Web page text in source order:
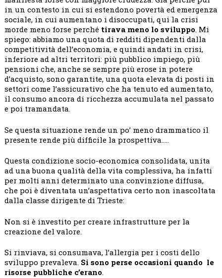
in un contesto in cui si estendono povertà ed emergenza
sociale, in cui aumentano i disoccupati, qui la crisi
morde meno forse perché tirava meno lo sviluppo. Mi
spiego: abbiamo una quota di redditi dipendenti dalla
competitività dell’economia, e quindi andati in crisi,
inferiore ad altri territori: più pubblico impiego, più
pensioni che, anche se sempre più erose in potere
d’acquisto, sono garantite, una quota elevata di posti in
settori come l’assicurativo che ha tenuto ed aumentato,
il consumo ancora di ricchezza accumulata nel passato
e poi tramandata.
Se questa situazione rende un po’ meno drammatico il
presente rende più difficile la prospettiva…..
Questa condizione socio-economica consolidata, unita
ad una buona qualità della vita complessiva, ha infatti
per molti anni determinato una convinzione diffusa,
che poi è diventata un’aspettativa certo non inascoltata
dalla classe dirigente di Trieste:
Non si è investito per creare infrastrutture per la
creazione del valore.
Si rinviava, si consumava, l’allergia per i costi dello
sviluppo prevaleva.Si sono perse occasioni quando le
risorse pubbliche c’erano.